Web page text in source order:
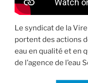
Le syndicat de la
portent des actions
eau en qualité et en
de l’agence de l’eau